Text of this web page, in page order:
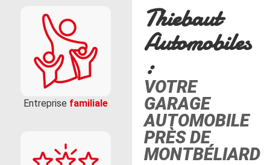
Entreprise familiale
Thiebaut
Automobiles
:
VOTRE
GARAGE
AUTOMOBILE
PRÈS DE
MONTBÉLIARD